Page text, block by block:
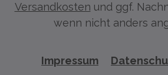
Versandkosten und ggf.
wenn nicht anders
Impressum